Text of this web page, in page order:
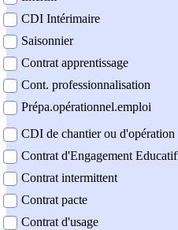
CDI Intérimaire
Saisonnier
Contrat apprentissage
Cont. professionnalisation
Prépa.opérationnel.emploi
CDI de chantier ou d'opération
Contrat d'Engagement Educatif
Contrat intermittent
Contrat pacte
Contrat d'usage